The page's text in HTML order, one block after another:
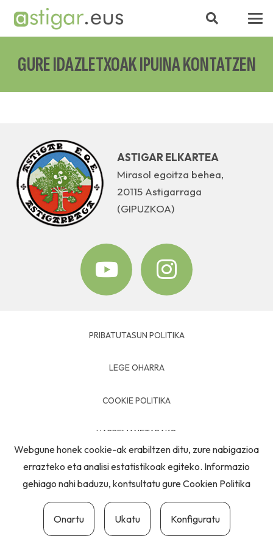
GURE IDAZLETXOAK IPUINA KONTATZEN
ASTIGAR ELKARTEA
Mirasol egoitza behea,
20115 Astigarraga
(GIPUZKOA)
PRIBATUTASUN POLITIKA
LEGE OHARRA
COOKIE POLITIKA
HARREMANETARAKO
Webgune honek cookie-ak erabiltzen ditu, zure nabigazioa
errazteko eta analisi estatistikoak egiteko. Informazio
gehiago nahi baduzu, kontsultatu gureCookien Politika
Onartu Ukatu Konfiguratu